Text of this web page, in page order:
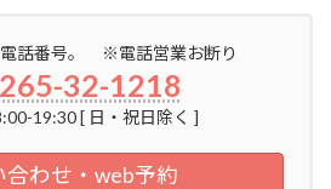
話番号。 ※電話営業お断り
32-1218
19:30 [ 日・祝日除く ]
合わせ・web予約